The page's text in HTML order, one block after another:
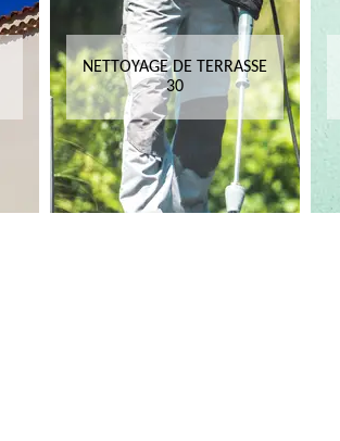
NETTOYAGE DE TERRASSE
30